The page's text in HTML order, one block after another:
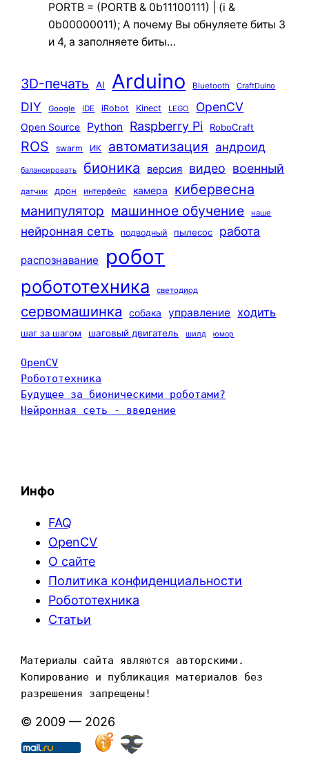
PORTB = (PORTB & 0b11100111) | (i &
0b00000011); А почему Вы обнуляете биты 3
и 4, а заполняете биты…
3D-печать AI Arduino Bluetooth CraftDuino
DIY Google IDE iRobot Kinect LEGO OpenCV
Open Source Python Raspberry Pi RoboCraft
ROS swarm ИК автоматизация андроид
балансировать бионика версия видео военный
датчик дрон интерфейс камера кибервесна
манипулятор машинное обучение наше
нейронная сеть подводный пылесос работа
распознавание робот
робототехника светодиод
сервомашинка собака управление ходить
шаг за шагом шаговый двигатель шилд юмор
OpenCV
Робототехника
Будущее за бионическими роботами?
Нейронная сеть - введение
Инфо
FAQ
OpenCV
О сайте
Политика конфиденциальности
Робототехника
Статьи
Материалы сайта являются авторскими.
Копирование и публикация материалов без
разрешения запрещены!
© 2009 — 2026